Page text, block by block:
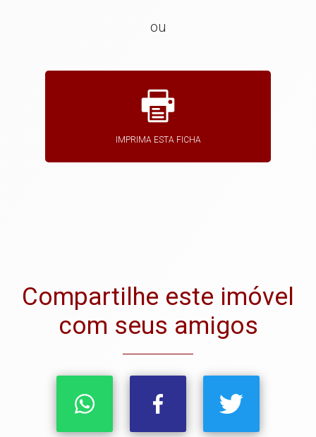
ou
IMPRIMA ESTA FICHA
Compartilhe este imóvel
com seus amigos